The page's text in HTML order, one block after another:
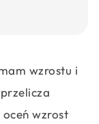
wzrostu i
wzrost